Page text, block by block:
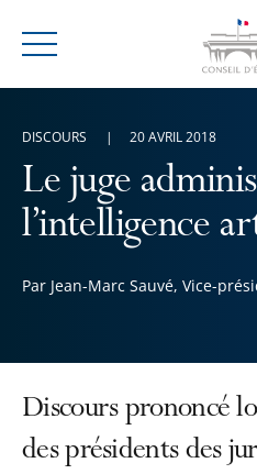
Menu
Le juge
l’intelligence
Par Jean-Marc Sauvé, Vice-
DISCOURS 20 AVRIL 2018
Discours prononcé
des présidents des